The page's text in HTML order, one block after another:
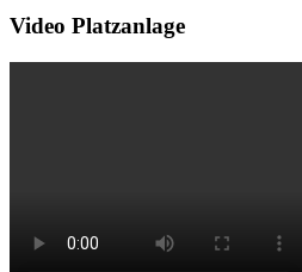
Video Platzanlage